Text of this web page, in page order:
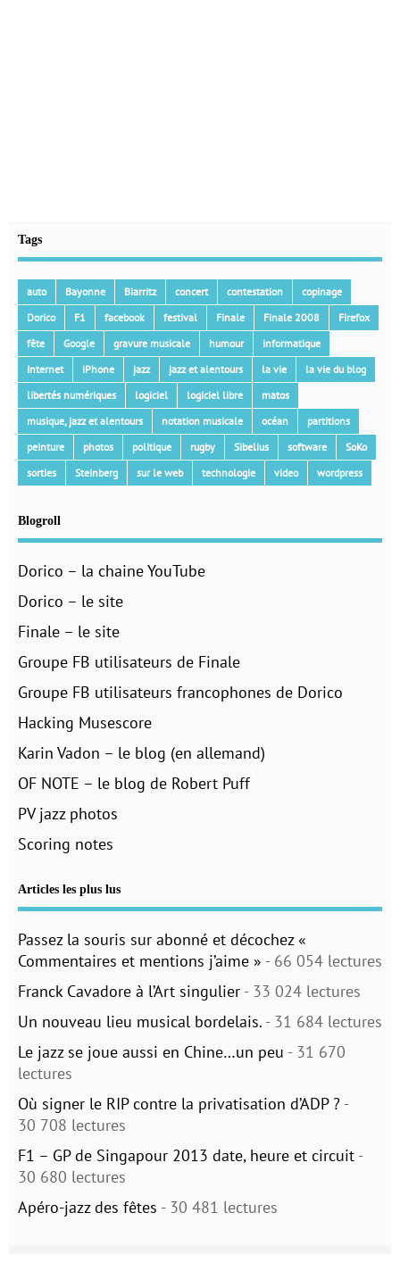
Tags
auto Bayonne Biarritz concert contestation
copinage
Dorico
F1 facebook festival Finale Finale 2008
Firefox
fête
Google gravure musicale humour
informatique
Internet
iPhone jazz jazz et alentours la vie
la vie du blog
libertés numériques
logiciel logiciel libre
matos
musique, jazz et alentours
notation musicale océan
partitions
peinture
photos politique rugby Sibelius software
SoKo
sorties
Steinberg sur le web technologie video wordpress
Blogroll
Dorico – la chaine YouTube
Dorico – le site
Finale – le site
Groupe FB utilisateurs de Finale
Groupe FB utilisateurs francophones de Dorico
Hacking Musescore
Karin Vadon – le blog (en allemand)
OF NOTE – le blog de Robert Puff
PV jazz photos
Scoring notes
Articles les plus lus
Passez la souris sur abonné et décochez «
Commentaires et mentions j’aime » - 66 054 lectures
Franck Cavadore à l’Art singulier - 33 024 lectures
Un nouveau lieu musical bordelais. - 31 684 lectures
Le jazz se joue aussi en Chine…un peu - 31 670
lectures
Où signer le RIP contre la privatisation d’ADP ? -
30 708 lectures
F1 – GP de Singapour 2013 date, heure et circuit -
30 680 lectures
Apéro-jazz des fêtes - 30 481 lectures